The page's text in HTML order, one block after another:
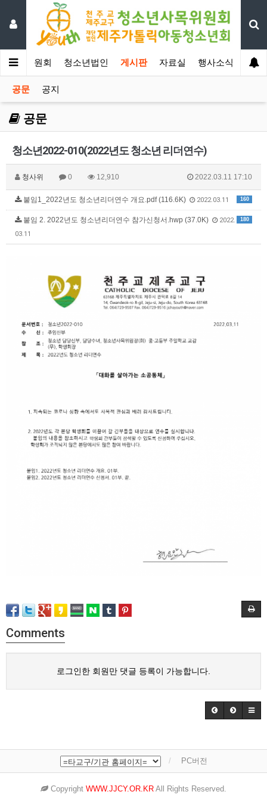
사목위원회 청소년법인 게시판 자료실 행사소식
공문 공지
공문
청소년2022-010(2022년도 청소년 리더연수)
청사위 0 12,910 2022.03.11 17:10
160
붙임1_2022년도 청소년리더연수 개요.pdf (116.6K) 2022.03.11
180
붙임 2. 2022년도 청소년리더연수 참가신청서.hwp (37.0K)
2022.
03.11
Comments
로그인한 회원만 댓글 등록이 가능합니다.
PC버전
Copyright WWW.JJCY.OR.KR All Rights Reserved.